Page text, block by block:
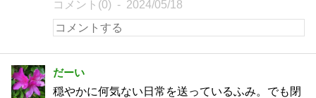
コメント(0) 2024/05/18
だーい
穏やかに何気ない日常を送っているふみ。でも閉